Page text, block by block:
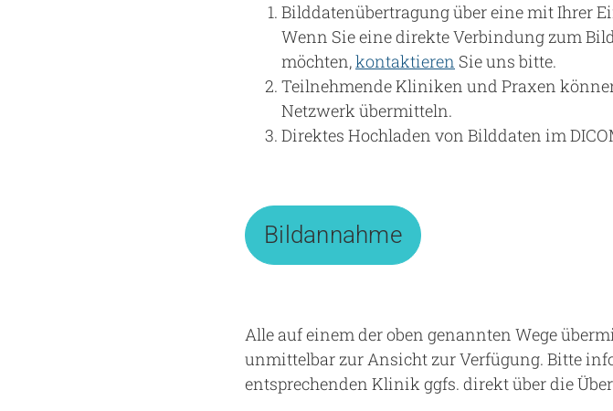
Bilddatenübertragung über eine mit Ihrer
Wenn Sie eine direkte Verbindung zum
möchten,kontaktieren Sie uns bitte.
Teilnehmende Kliniken und Praxen
Netzwerk übermitteln.
Direktes Hochladen von Bilddaten im
Bildannahme
Alle auf einem der oben genannten Wege
unmittelbar zur Ansicht zur Verfügung. Bitte
entsprechenden Klinik ggfs. direkt über die